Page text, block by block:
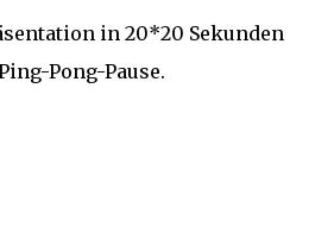
in 20*20 Sekunden
Pong-Pause.